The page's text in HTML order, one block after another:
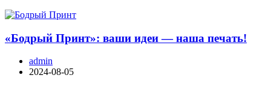
«Бодрый Принт»: ваши идеи — наша печать!
admin
2024-08-05